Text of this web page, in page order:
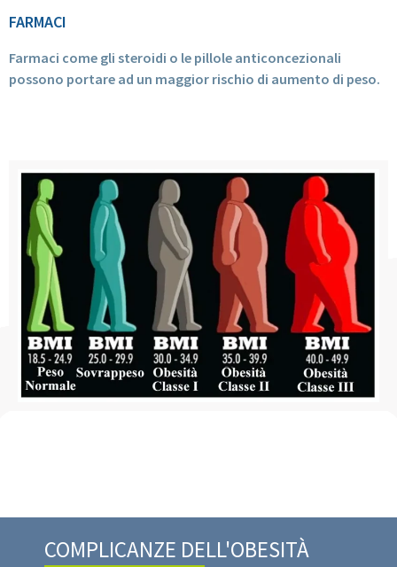
FARMACI
Farmaci come gli steroidi o le pillole anticoncezionali
possono portare ad un maggior rischio di aumento di peso.
COMPLICANZE DELL'OBESITÀ